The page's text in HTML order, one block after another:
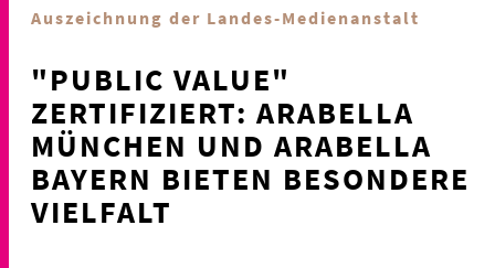
Auszeichnung der Landes-Medienanstalt
"PUBLIC VALUE"
ZERTIFIZIERT: ARABELLA
MÜNCHEN UND ARABELLA
BAYERN BIETEN BESONDERE
VIELFALT